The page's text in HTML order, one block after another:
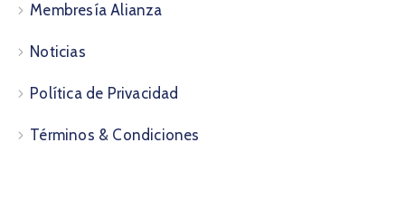
Membresía Alianza
Noticias
Política de Privacidad
Términos & Condiciones